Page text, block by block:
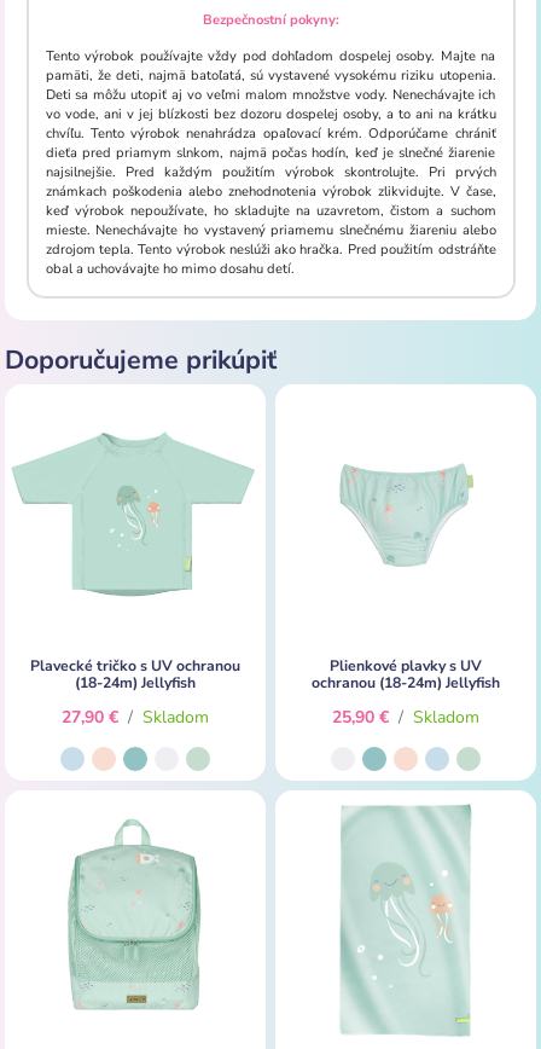
Bezpečnostní pokyny:
Tento výrobok používajte vždy pod dohľadom dospelej osoby. Majte na
pamäti, že deti, najmä batoľatá, sú vystavené vysokému riziku utopenia.
Deti sa môžu utopiť aj vo veľmi malom množstve vody. Nenechávajte ich
vo vode, ani v jej blízkosti bez dozoru dospelej osoby, a to ani na krátku
chvíľu. Tento výrobok nenahrádza opaľovací krém. Odporúčame chrániť
dieťa pred priamym slnkom, najmä počas hodín, keď je slnečné žiarenie
najsilnejšie. Pred každým použitím výrobok skontrolujte. Pri prvých
známkach poškodenia alebo znehodnotenia výrobok zlikvidujte. V čase,
keď výrobok nepoužívate, ho skladujte na uzavretom, čistom a suchom
mieste. Nenechávajte ho vystavený priamemu slnečnému žiareniu alebo
zdrojom tepla. Tento výrobok neslúži ako hračka. Pred použitím odstráňte
obal a uchovávajte ho mimo dosahu detí.
Doporučujeme prikúpiť
Plavecké tričko s UV ochranou
(18-24m) Jellyfish
27,90 € / Skladom
Plienkové plavky s UV
ochranou (18-24m) Jellyfish
25,90 € / Skladom